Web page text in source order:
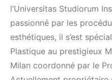
l’Universitas Studiorum
passionné par les
esthétiques, il s’est
Plastique au prestigieux
Milan coordonné par le